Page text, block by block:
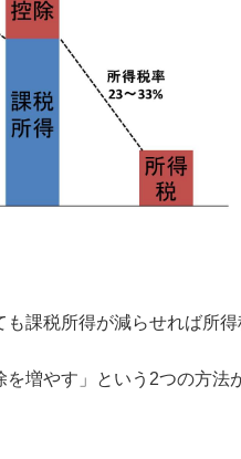
課税所得が減らせれば所
増やす」という2つの方法